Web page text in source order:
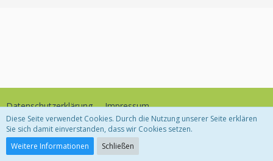
Datenschutzerklärung Impressum
Community-Software:
Diese Seite verwendet Cookies. Durch die Nutzung unserer Seite erklären
Sie sich damit einverstanden, dass wir Cookies setzen.
Weitere Informationen
Schließen